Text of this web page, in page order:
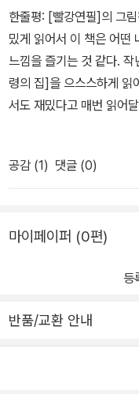
한줄평: [빨강연필]의 그
밌게 읽어서 이 책은 어떤
느낌을 즐기는 것 같다.
령의 집]을 으스스하게 읽
서도 재밌다고 매번 읽어
용이다. 이 책의 저자가 [
였다. 다른 점이 있다면, [
다른 사람과의 갈등도 다
을 자유롭게 쓰는 게 중요
그래도 내가 잘 표현하지
읽다 접은 [저주토끼](공
공감 (1) 댓글 (0)
마이페이퍼 (0편)
등
반품/교환 안내